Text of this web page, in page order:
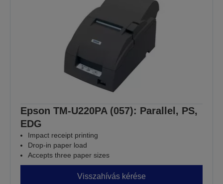
Epson TM-U220PA (057): Parallel, PS,
EDG
Impact receipt printing
Drop-in paper load
Accepts three paper sizes
Visszahívás kérése